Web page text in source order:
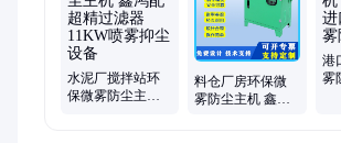
水泥厂搅拌站环
保微雾防尘主机
料仓厂房环保微
雾防尘主机 鑫鸿
港
雾